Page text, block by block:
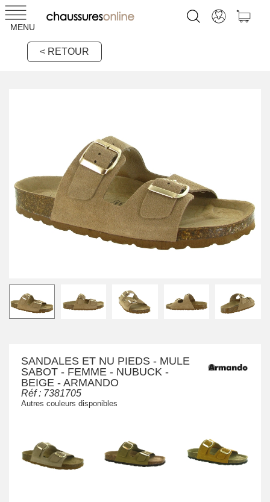
MENU
< RETOUR
SANDALES ET NU PIEDS - MULE
SABOT - FEMME - NUBUCK -
BEIGE - ARMANDO
Réf : 7381705
Autres couleurs disponibles